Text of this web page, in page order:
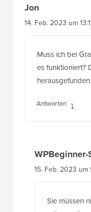
Jon
14. Feb. 2023 um
Muss ich bei
es funktioniert?
herausgefunden.
Antworten
15. Feb. 2023 um
Sie müssen